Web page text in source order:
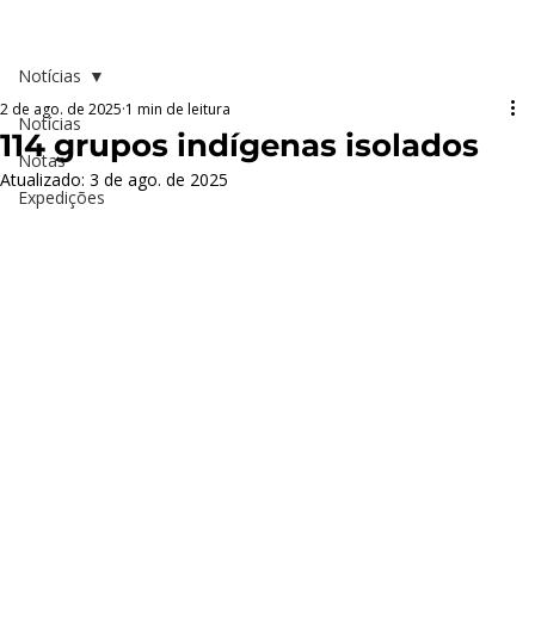
Notícias
Notas
Expedições
Notícias
114 grupos indígenas isolados
2 de ago. de 2025 1 min de leitura
Atualizado: 3 de ago. de 2025